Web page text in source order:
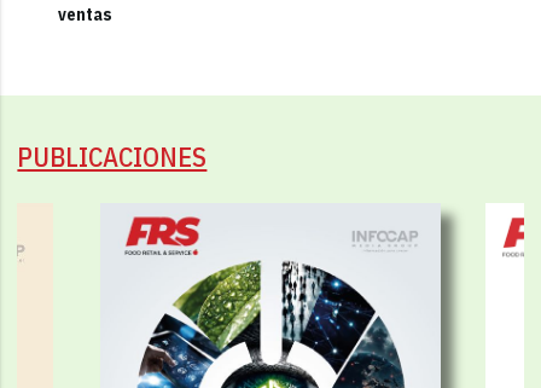
ventas
PUBLICACIONES